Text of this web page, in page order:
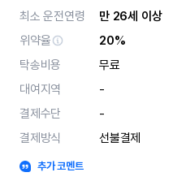
최소 운전연령
만 26세 이상
위약율
20%
탁송비용
무료
대여지역
-
결제수단
-
결제방식
선불결제
추가 코멘트